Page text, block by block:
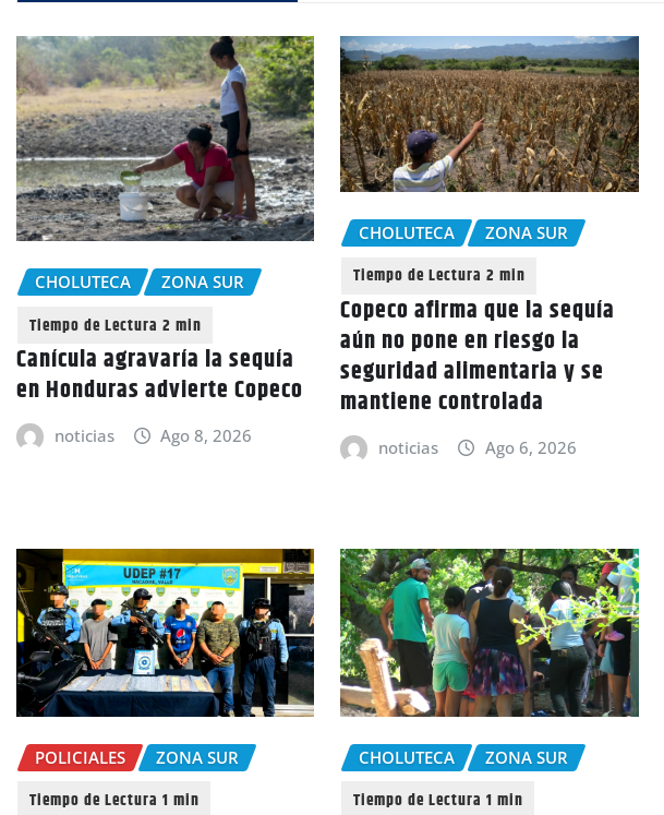
CHOLUTECA ZONA SUR
Canícula agravaría la sequía
en Honduras advierte Copeco
noticias Ago 8, 2026
CHOLUTECA ZONA SUR
Copeco afirma que la sequía
aún no pone en riesgo la
seguridad alimentaria y se
mantiene controlada
noticias Ago 6, 2026
POLICIALES ZONA SUR CHOLUTECA ZONA SUR